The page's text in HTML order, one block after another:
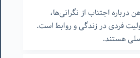
اجتناب از نگرانی‌ها،
فردی در زندگی و روابط است.
هستند.